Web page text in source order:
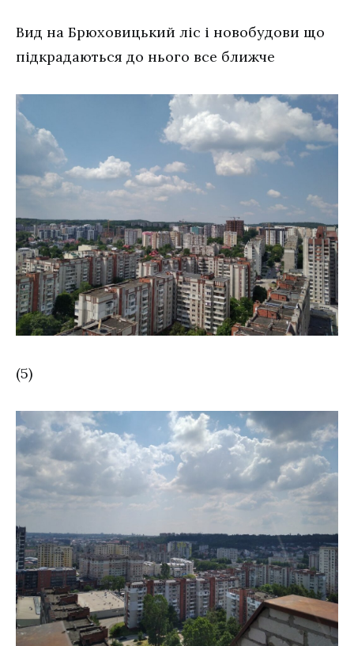
Вид на Брюховицький ліс і новобудови що
підкрадаються до нього все ближче
(5)